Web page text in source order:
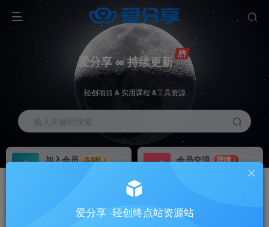
爱分享 ∞ 持续更新
轻创项目 & 实用课程 &工具资源
输入关键词搜索
加入会员
3.3折
会员交流
群聊
推广返佣高达70%
24小时自动赚钱
爱分享 ·轻创终点站资源站